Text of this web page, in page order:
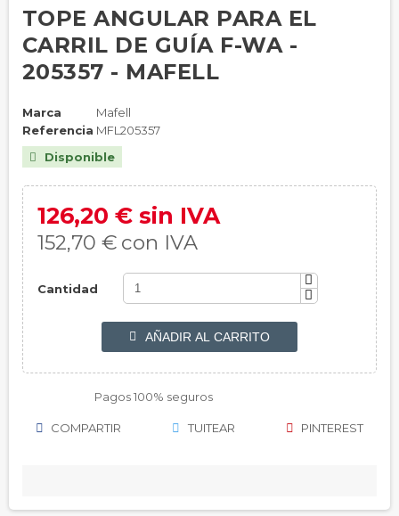
TOPE ANGULAR PARA EL
CARRIL DE GUÍA F-WA -
205357 - MAFELL
Marca
Mafell
Referencia MFL205357
 Disponible
126,20 € sin IVA
152,70 € con IVA
Cantidad
 AÑADIR AL CARRITO
Pagos 100% seguros
COMPARTIR TUITEAR PINTEREST